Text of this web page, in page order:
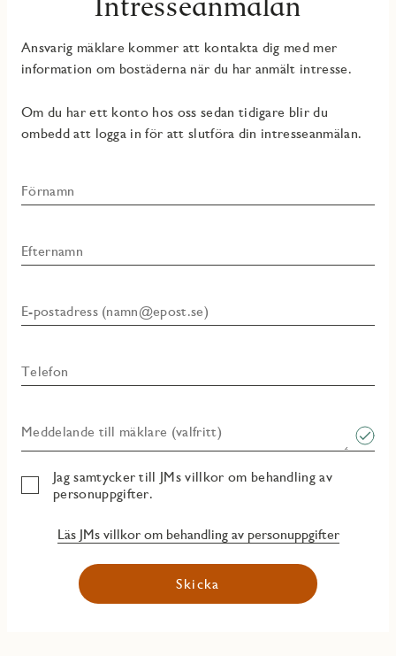
Ansvarig mäklare kommer att kontakta dig med mer
information om bostäderna när du har anmält intresse.
Om du har ett konto hos oss sedan tidigare blir du
ombedd att logga in för att slutföra din intresseanmälan.
Förnamn
Efternamn
E-postadress (namn@epost.se)
Telefon
Meddelande till mäklare (valfritt)
Jag samtycker till JMs villkor om behandling av
personuppgifter.
Läs JMs villkor om behandling av personuppgifter
Skicka